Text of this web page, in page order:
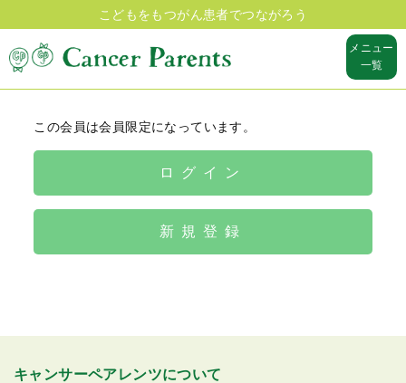
こどもをもつがん患者でつながろう
メニュー
一覧
この会員は会員限定になっています。
ログイン
新規登録
キャンサーペアレンツについて